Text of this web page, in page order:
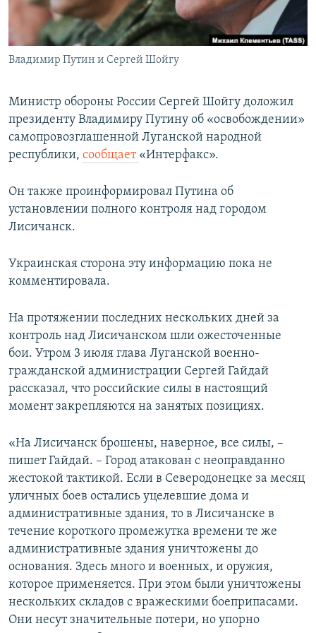
СПОРТ
МИР
БЛОГИ
ГОЛОСА
ЧИТАЕМ ПРЕССУ
АРХИВ РАДИОПРОГРАММЫ
Все сайты РСЕ/РС
Владимир Путин и Сергей Шойгу
Министр обороны России Сергей Шойгу доложил
президенту Владимиру Путину об «освобождении»
самопровозглашенной Луганской народной
республики, сообщает «Интерфакс».
Он также проинформировал Путина об
установлении полного контроля над городом
Лисичанск.
Украинская сторона эту информацию пока не
комментировала.
На протяжении последних нескольких дней за
контроль над Лисичанском шли ожесточенные
бои. Утром 3 июля глава Луганской военно-
гражданской администрации Сергей Гайдай
рассказал, что российские силы в настоящий
момент закрепляются на занятых позициях.
«На Лисичанск брошены, наверное, все силы, –
пишет Гайдай. – Город атакован с неоправданно
жестокой тактикой. Если в Северодонецке за месяц
уличных боев остались уцелевшие дома и
административные здания, то в Лисичанске в
течение короткого промежутка времени те же
административные здания уничтожены до
основания. Здесь много и военных, и оружия,
которое применяется. При этом были уничтожены
нескольких складов с вражескими боеприпасами.
Они несут значительные потери, но упорно